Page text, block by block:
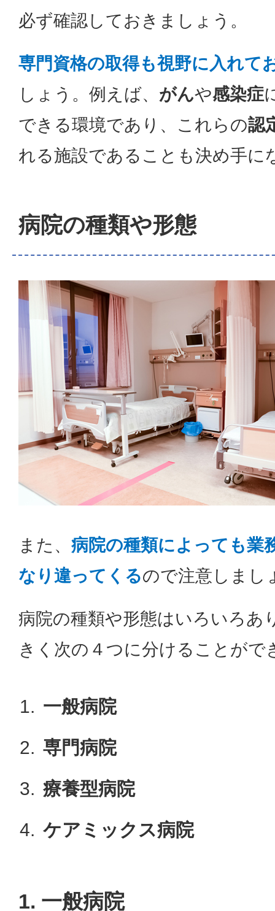
必ず確認しておきましょう。
専門資格の取得も視野に入れて
しょう。例えば、 がんや感染症
できる環境であり、これらの認
れる施設であることも決め手に
病院の種類や形態
また、 病院の種類によっても業
なり違ってくるので注意しまし
病院の種類や形態はいろいろあ
きく次の４つに分けることがで
一般病院
専門病院
療養型病院
ケアミックス病院
1. 一般病院